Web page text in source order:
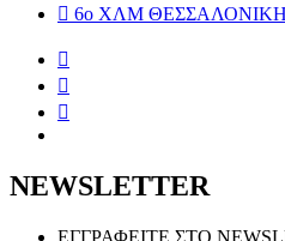
6ο ΧΛΜ
NEWSLETTER
ΕΓΓΡΑΦΕΙΤΕ ΣΤΟ